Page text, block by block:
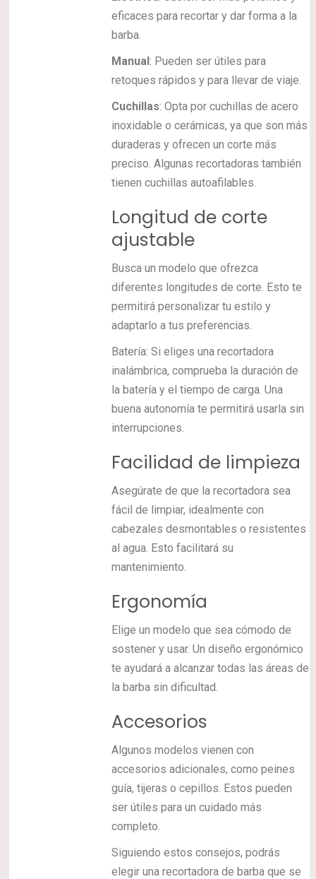
eficaces para recortar y dar forma a la
barba.
Manual: Pueden ser útiles para
retoques rápidos y para llevar de viaje.
Cuchillas: Opta por cuchillas de acero
inoxidable o cerámicas, ya que son más
duraderas y ofrecen un corte más
preciso. Algunas recortadoras también
tienen cuchillas autoafilables.
Longitud de corte
ajustable
Busca un modelo que ofrezca
diferentes longitudes de corte. Esto te
permitirá personalizar tu estilo y
adaptarlo a tus preferencias.
Batería: Si eliges una recortadora
inalámbrica, comprueba la duración de
la batería y el tiempo de carga. Una
buena autonomía te permitirá usarla sin
interrupciones.
Facilidad de limpieza
Asegúrate de que la recortadora sea
fácil de limpiar, idealmente con
cabezales desmontables o resistentes
al agua. Esto facilitará su
mantenimiento.
Ergonomía
Elige un modelo que sea cómodo de
sostener y usar. Un diseño ergonómico
te ayudará a alcanzar todas las áreas de
la barba sin dificultad.
Accesorios
Algunos modelos vienen con
accesorios adicionales, como peines
guía, tijeras o cepillos. Estos pueden
ser útiles para un cuidado más
completo.
Siguiendo estos consejos, podrás
elegir una recortadora de barba que se